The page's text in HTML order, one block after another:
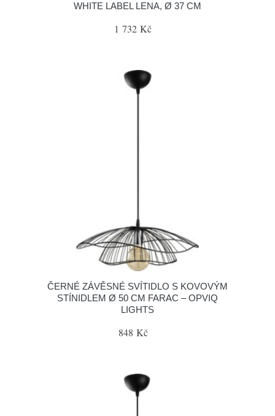
WHITE LABEL LENA, Ø 37 CM
1 732 Kč
ČERNÉ ZÁVĚSNÉ SVÍTIDLO S KOVOVÝM
STÍNIDLEM Ø 50 CM FARAC – OPVIQ
LIGHTS
848 Kč